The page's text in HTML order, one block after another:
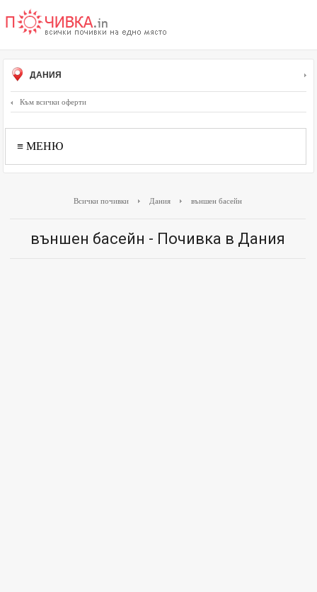
ДАНИЯ
Към всички оферти
≡ МЕНЮ
Всички почивки Дания външен басейн
външен басейн - Почивка в Дания